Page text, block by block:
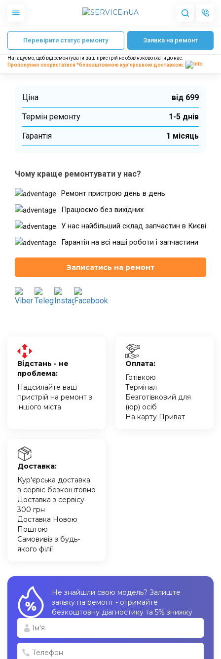
Apple
Гаджети
Акустика
Доставка і оплата
Блог
Інтернет-магазин
Запчастини для смартфонів
м. Київ, вул. Хрещатик 44-A м. Київ, вул. Анни Ахматової, 30
м. Київ, ТЦ LAKE PLAZA, вул. Героїв
полку “Азов”, 12
UK
Перевірити статус ремонту Заявка на ремонт
Нагадуємо, щоб відремонтувати ваш пристрій не обов'язково їхати до нас.
Пропонуємо скористатися *безкоштовною кур'єрською доставкою.
Головна Ремонт колонок Sven SVEN 2.0 PS-250BL Відновлення
Відновлення плати колонок
SVEN
Ціна від 699
Термін ремонту 1-5 днів
Гарантiя 1 місяць
Чому краще ремонтувати у нас?
Ремонт пристрою день в день
Працюємо без вихідних
У нас найбільший склад запчастин в Києві
Гарантія на всі наші роботи і запчастини
Записатись на ремонт
Відстань - не
проблема:
Надсилайте ваш
пристрій на ремонт з
іншого міста
Оплата:
Готівкою
Термінал
Безготівковий для
(юр) осіб
На карту Приват
Доставка:
Кур'єрська доставка
в сервіс безкоштовно
Доставка з сервісу
300 грн
Доставка Новою
Поштою
Самовивіз з будь-
якого філії
Не знайшли свою модель? Залиште
заявку на ремонт - отримайте
безкоштовну діагностику та 5% знижку